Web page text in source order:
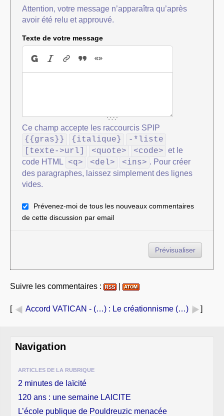
Attention, votre message n’apparaîtra qu’après
avoir été relu et approuvé.
Texte de votre message
Ce champ accepte les raccourcis SPIP
{{gras}} {italique}
-*liste
[texte->url]
<quote> <code> et le
code HTML
<q> <del> <ins> . Pour créer
des paragraphes, laissez simplement des lignes
vides.
Prévenez-moi de tous les nouveaux commentaires
de cette discussion par email
Suivre les commentaires :
[ Accord VATICAN - (…) : Le créationnisme (…) ]
Navigation
ARTICLES DE LA RUBRIQUE
2 minutes de laïcité
120 ans : une semaine LAICITE
L’école publique de Pouldreuzic menacée